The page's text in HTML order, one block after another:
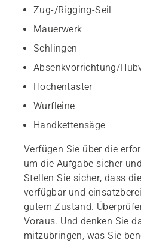
Zug-/Rigging-Seil
Mauerwerk
Schlingen
Absenkvorrichtung/
Hochentaster
Wurfleine
Handkettensäge
Verfügen Sie über die
um die Aufgabe sicher
Stellen Sie sicher, dass
verfügbar und
gutem Zustand.
Voraus. Und denken Sie
mitzubringen, was Sie